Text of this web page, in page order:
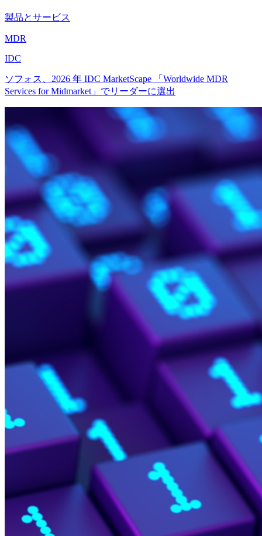
製品とサービス
MDR
IDC
ソフォス、2026 年 IDC MarketScape 「Worldwide MDR
Services for Midmarket」でリーダーに選出